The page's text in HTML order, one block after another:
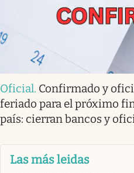
Oficial. Confirmado y
feriado para el próximo
país: cierran bancos y
Las más leidas